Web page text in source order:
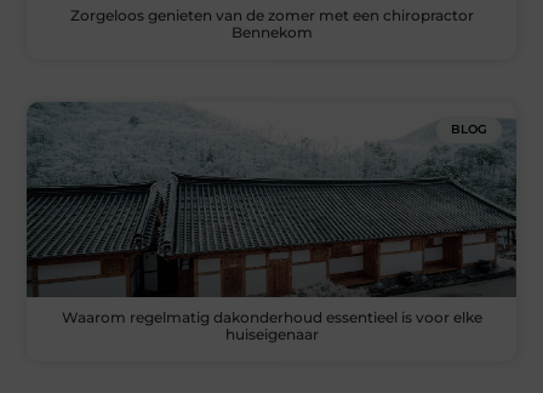
Zorgeloos genieten van de zomer met een chiropractor
Bennekom
BLOG
Waarom regelmatig dakonderhoud essentieel is voor elke
huiseigenaar